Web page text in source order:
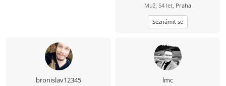
Muž, 54 let, Praha
Seznámit se
bronislav12345 lmc